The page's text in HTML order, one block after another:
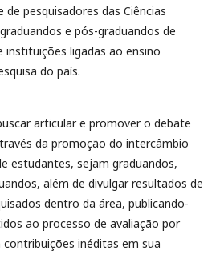
pesquisadores das Ciências
e pós-graduandos de
instituições ligadas ao ensino
do país.
articular e promover o debate
da promoção do intercâmbio
estudantes, sejam graduandos,
além de divulgar resultados de
dentro da área, publicando-
ao processo de avaliação por
inéditas em sua